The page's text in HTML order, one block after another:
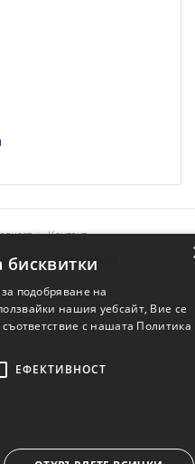
Контакт
ofGenera Studio
бисквитки
подобряване на
нашия уебсайт, Вие се
с нашата Политика
ЕФЕКТИВНОСТ